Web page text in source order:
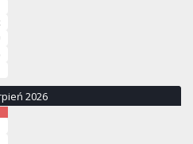
2026